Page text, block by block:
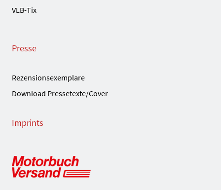
VLB-Tix
Presse
Rezensionsexemplare
Download Pressetexte/Cover
Imprints